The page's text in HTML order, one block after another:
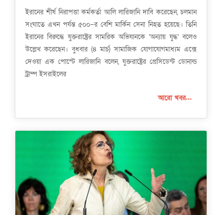
ইরানের শীর্ষ নিরাপত্তা কর্মকর্তা আলি লারিজানি দাবি করেছেন, চলমান
সংঘাতে এখন পর্যন্ত ৫০০–র বেশি মার্কিন সেনা নিহত হয়েছে। তিনি
ইরানের বিরুদ্ধে যুক্তরাষ্ট্রের সামরিক অভিযানকে ‘অন্যায় যুদ্ধ’ বলেও
উল্লেখ করেছেন। বুধবার (৪ মার্চ) সামাজিক যোগাযোগমাধ্যম এক্সে
দেওয়া এক পোস্টে লারিজানি বলেন, যুক্তরাষ্ট্রের প্রেসিডেন্ট ডোনাল্ড
ট্রাম্প ইসরাইলের
আরো খবর...